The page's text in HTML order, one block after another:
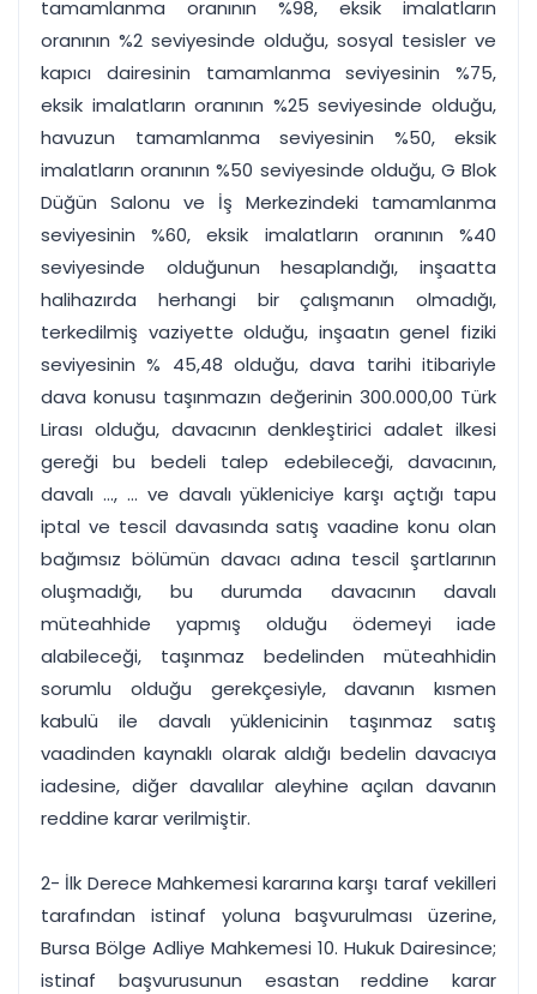
tamamlanma oranının %98, eksik imalatların
oranının %2 seviyesinde olduğu, sosyal tesisler ve
kapıcı dairesinin tamamlanma seviyesinin %75,
eksik imalatların oranının %25 seviyesinde olduğu,
havuzun tamamlanma seviyesinin %50, eksik
imalatların oranının %50 seviyesinde olduğu, G Blok
Düğün Salonu ve İş Merkezindeki tamamlanma
seviyesinin %60, eksik imalatların oranının %40
seviyesinde olduğunun hesaplandığı, inşaatta
halihazırda herhangi bir çalışmanın olmadığı,
terkedilmiş vaziyette olduğu, inşaatın genel fiziki
seviyesinin % 45,48 olduğu, dava tarihi itibariyle
dava konusu taşınmazın değerinin 300.000,00 Türk
Lirası olduğu, davacının denkleştirici adalet ilkesi
gereği bu bedeli talep edebileceği, davacının,
davalı ..., ... ve davalı yükleniciye karşı açtığı tapu
iptal ve tescil davasında satış vaadine konu olan
bağımsız bölümün davacı adına tescil şartlarının
oluşmadığı, bu durumda davacının davalı
müteahhide yapmış olduğu ödemeyi iade
alabileceği, taşınmaz bedelinden müteahhidin
sorumlu olduğu gerekçesiyle, davanın kısmen
kabulü ile davalı yüklenicinin taşınmaz satış
vaadinden kaynaklı olarak aldığı bedelin davacıya
iadesine, diğer davalılar aleyhine açılan davanın
reddine karar verilmiştir.
2- İlk Derece Mahkemesi kararına karşı taraf vekilleri
tarafından istinaf yoluna başvurulması üzerine,
Bursa Bölge Adliye Mahkemesi 10. Hukuk Dairesince;
istinaf başvurusunun esastan reddine karar